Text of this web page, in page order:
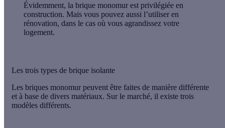
Évidemment, la brique monomur est privilégiée en
construction. Mais vous pouvez aussi l’utiliser en
rénovation, dans le cas où vous agrandissez votre
logement.
Les trois types de brique isolante
Les briques monomur peuvent être faites de manière différente
et à base de divers matériaux. Sur le marché, il existe trois
modèles différents.